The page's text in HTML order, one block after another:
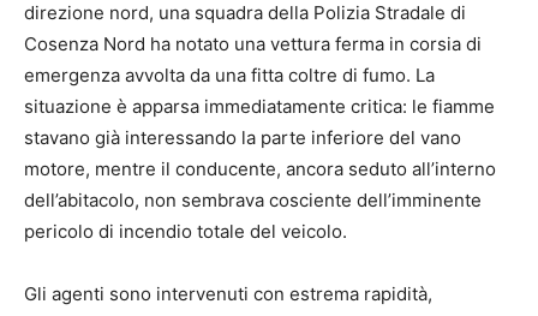
direzione nord, una squadra della Polizia Stradale di
Cosenza Nord ha notato una vettura ferma in corsia di
emergenza avvolta da una fitta coltre di fumo. La
situazione è apparsa immediatamente critica: le fiamme
stavano già interessando la parte inferiore del vano
motore, mentre il conducente, ancora seduto all’interno
dell’abitacolo, non sembrava cosciente dell’imminente
pericolo di incendio totale del veicolo.
Gli agenti sono intervenuti con estrema rapidità,